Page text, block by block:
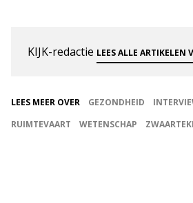
KIJK-redactie LEES ALLE ARTIKELEN
LEES MEER OVER GEZONDHEID
RUIMTEVAART
WETENSCHAP